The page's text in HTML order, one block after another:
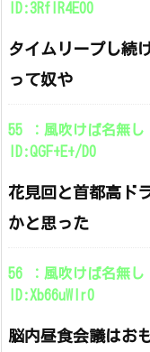
ID:3RflR4E00
タイムリープし続
って奴や
55 ：風吹けば名無
ID:QGF+E+/D0
花見回と首都高ド
かと思った
56 ：風吹けば名無
ID:Xb66uWIr0
脳内昼食会議はお